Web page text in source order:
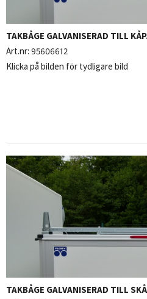
TAKBÅGE GALVANISERAD TILL
Art.nr: 95606612
Klicka på bilden för tydligare bild
TAKBÅGE GALVANISERAD TILL